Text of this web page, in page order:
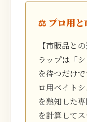
⚖️ プロ用と
【市販品と
ラップは「
を待つだけ
ロ用ベイト
を熟知した
を計算して